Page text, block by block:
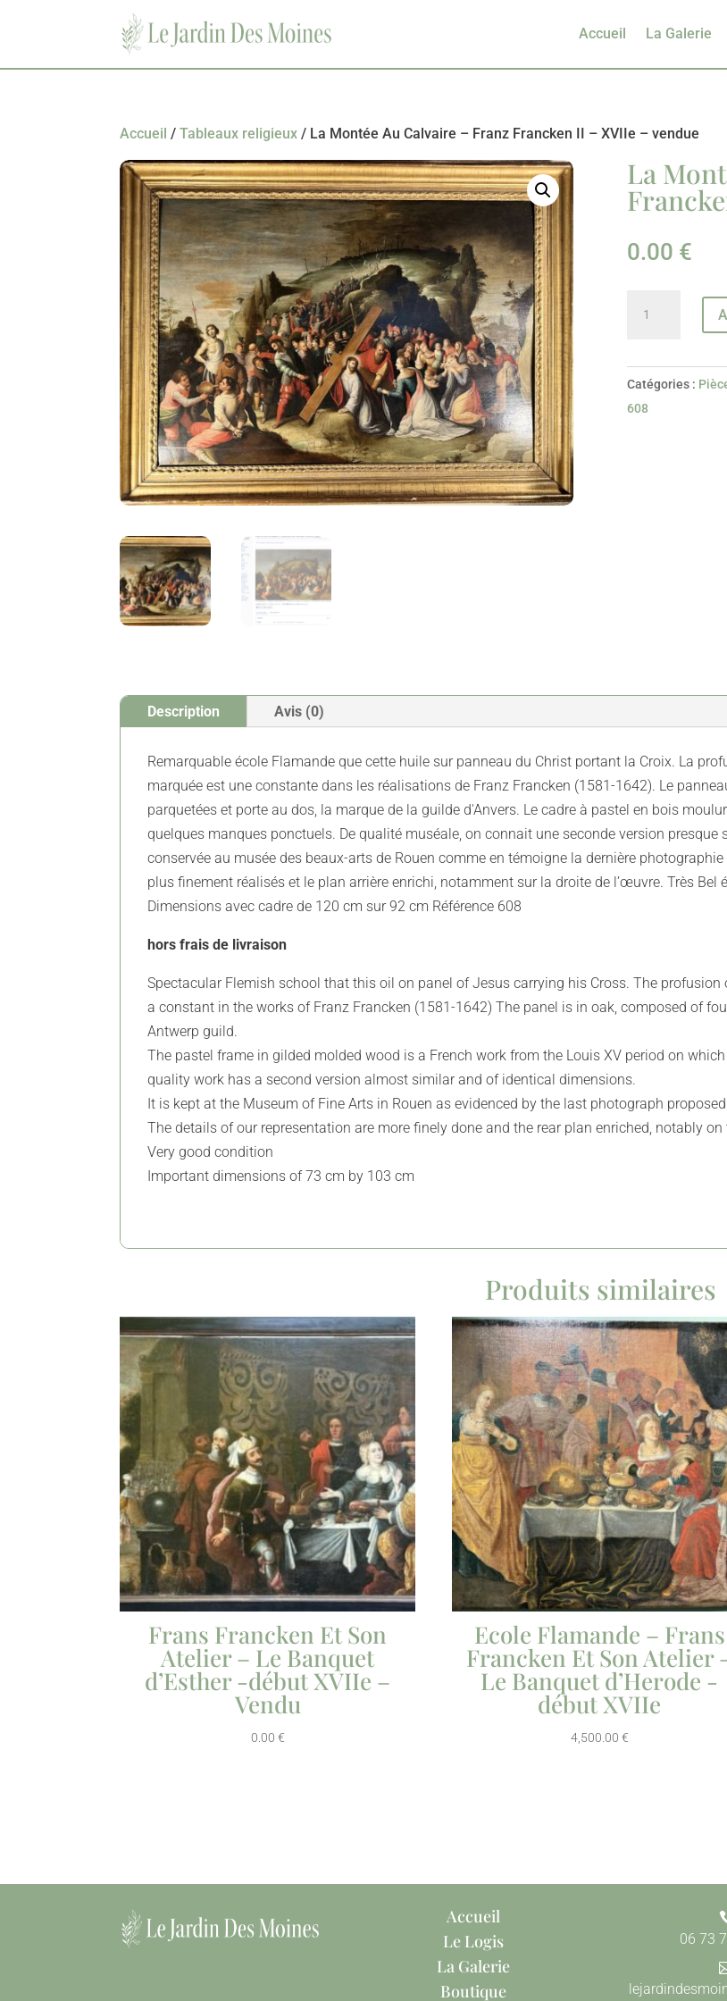
Accueil La Galerie
Accueil /Tableaux religieux / La Montée Au Calvaire – Franz Francken II – XVIIe – vendue
La
0.00 €
Catégories :
608
Description Avis (0)
Remarquable école Flamande que cette huile sur panneau du Christ portant la Croix. La
marquée est une constante dans les réalisations de Franz Francken (1581-1642). Le
parquetées et porte au dos, la marque de la guilde d'Anvers. Le cadre à pastel en bois
quelques manques ponctuels. De qualité muséale, on connait une seconde version
conservée au musée des beaux-arts de Rouen comme en témoigne la dernière
plus finement réalisés et le plan arrière enrichi, notamment sur la droite de l’œuvre. Très
Dimensions avec cadre de 120 cm sur 92 cm Référence 608
hors frais de livraison
Spectacular Flemish school that this oil on panel of Jesus carrying his Cross. The
a constant in the works of Franz Francken (1581-1642) The panel is in oak, composed of
Antwerp guild.
The pastel frame in gilded molded wood is a French work from the Louis XV period on
quality work has a second version almost similar and of identical dimensions.
It is kept at the Museum of Fine Arts in Rouen as evidenced by the last photograph
The details of our representation are more finely done and the rear plan enriched, notably
Very good condition
Important dimensions of 73 cm by 103 cm
Produits similaires
Frans Francken Et Son
Atelier – Le Banquet
d’Esther -début XVIIe –
Vendu
0.00 €
Ecole Flamande – Frans
Francken Et Son Atelier
Le Banquet d’Herode -
début XVIIe
4,500.00 €
Accueil
Le Logis
La Galerie
Boutique
06 73